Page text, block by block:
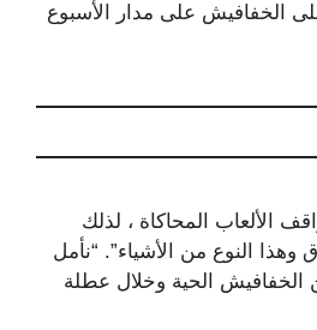
الخفافيش على مدار الأسبوع
الألعاب المحاكاة ، لذلك
النوع من الأشياء”. “نأمل
الحية وخلال عطلة